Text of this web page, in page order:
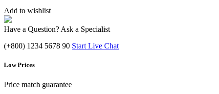
Add to wishlist
Have a Question? Ask a Specialist
(+800) 1234 5678 90 Start Live Chat
Low Prices
Price match guarantee